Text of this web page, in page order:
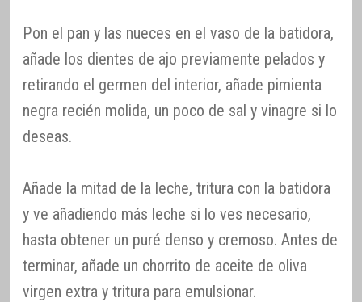
Pon el pan y las nueces en el vaso de la batidora,
añade los dientes de ajo previamente pelados y
retirando el germen del interior, añade pimienta
negra recién molida, un poco de sal y vinagre si lo
deseas.
Añade la mitad de la leche, tritura con la batidora
y ve añadiendo más leche si lo ves necesario,
hasta obtener un puré denso y cremoso. Antes de
terminar, añade un chorrito de aceite de oliva
virgen extra y tritura para emulsionar.